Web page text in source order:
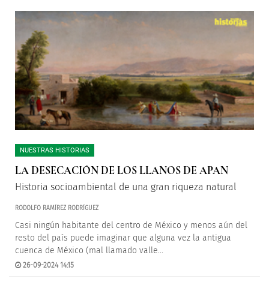
NUESTRAS HISTORIAS
LA DESECACIÓN DE LOS LLANOS DE APAN
Historia socioambiental de una gran riqueza natural
RODOLFO RAMÍREZ RODRÍGUEZ
Casi ningún habitante del centro de México y menos aún del
resto del país puede imaginar que alguna vez la antigua
cuenca de México (mal llamado valle...
26-09-2024 14:15